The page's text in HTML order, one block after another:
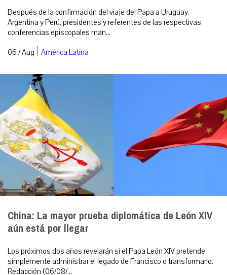
Después de la confirmación del viaje del Papa a Uruguay,
Argentina y Perú, presidentes y referentes de las respectivas
conferencias episcopales man...
06 / Aug | América Latina
China: La mayor prueba diplomática de León XIV
aún está por llegar
Los próximos dos años revelarán si el Papa León XIV pretende
simplemente administrar el legado de Francisco o transformarlo.
Redacción (06/08/...